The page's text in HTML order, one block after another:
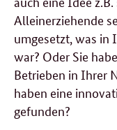
Alleinerziehende
umgesetzt, was in
war? Oder Sie
Betrieben in Ihrer
haben eine
gefunden?